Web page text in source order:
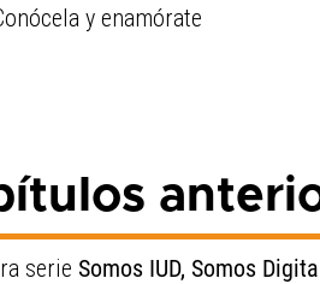
y enamórate
serie Somos IUD, Somos